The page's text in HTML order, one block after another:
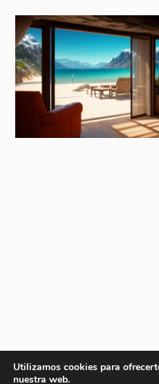
Utilizamos cookies para
nuestra web.